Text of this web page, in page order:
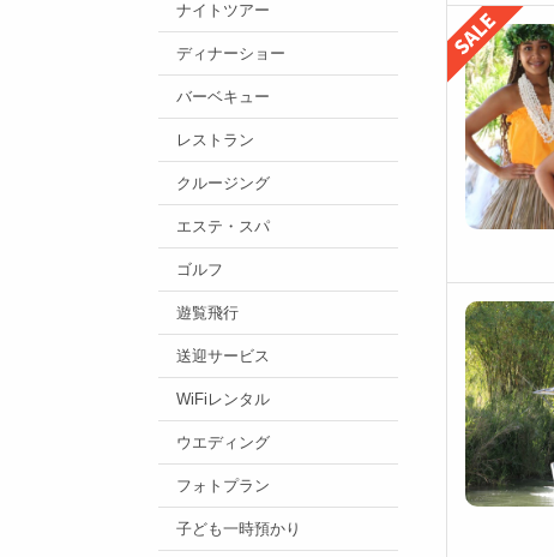
ナイトツアー
ディナーショー
バーベキュー
レストラン
クルージング
エステ・スパ
ゴルフ
遊覧飛行
送迎サービス
WiFiレンタル
ウエディング
フォトプラン
子ども一時預かり